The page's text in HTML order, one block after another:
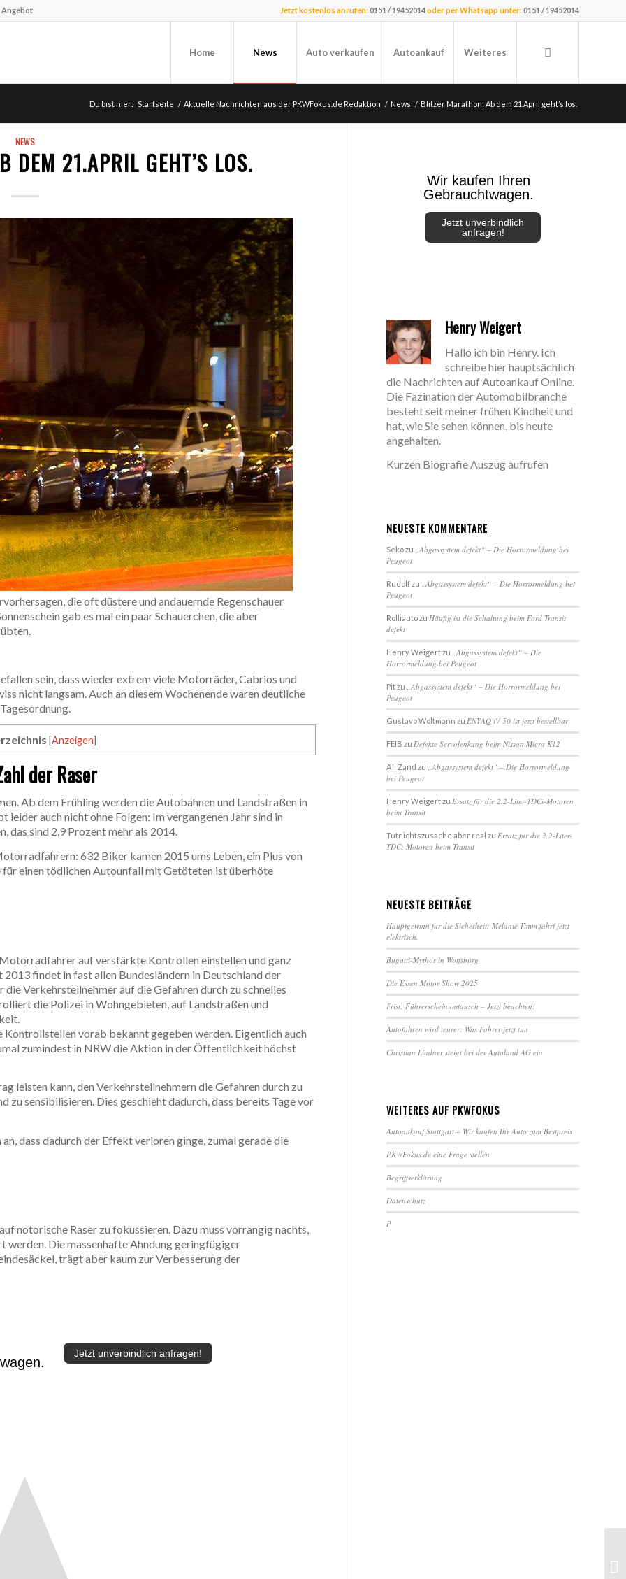
Jetzt kostenlos anrufen:0151 / 19452014oder per Whatsapp unter:0151 / 19452014
Home News Auto verkaufen Autoankauf Weiteres
Du bist hier: Startseite / Aktuelle Nachrichten aus der PKWFokus.de Redaktion / News / Blitzer Marathon: Ab dem 21.April geht’s los.
NEWS
DEM 21.APRIL GEHT’S LOS.
die oft düstere und andauernde Regenschauer
gab es mal ein paar Schauerchen, die aber
sein, dass wieder extrem viele Motorräder, Cabrios und
nicht langsam. Auch an diesem Wochenende waren deutliche
[Anzeigen]
der Raser
Ab dem Frühling werden die Autobahnen und Landstraßen in
auch nicht ohne Folgen: Im vergangenen Jahr sind in
das sind 2,9 Prozent mehr als 2014.
632 Biker kamen 2015 ums Leben, ein Plus von
einen tödlichen Autounfall mit Getöteten ist überhöte
auf verstärkte Kontrollen einstellen und ganz
findet in fast allen Bundesländern in Deutschland der
Verkehrsteilnehmer auf die Gefahren durch zu schnelles
die Polizei in Wohngebieten, auf Landstraßen und
vorab bekannt gegeben werden. Eigentlich auch
zumindest in NRW die Aktion in der Öffentlichkeit höchst
leisten kann, den Verkehrsteilnehmern die Gefahren durch zu
zu sensibilisieren. Dies geschieht dadurch, dass bereits Tage vor
dass dadurch der Effekt verloren ginge, zumal gerade die
notorische Raser zu fokussieren. Dazu muss vorrangig nachts,
Die massenhafte Ahndung geringfügiger
trägt aber kaum zur Verbesserung der
Jetzt unverbindlich anfragen!
Wir kaufen Ihren
Gebrauchtwagen.
Jetzt unverbindlich
anfragen!
Henry Weigert
Hallo ich bin Henry. Ich
schreibe hier hauptsächlich
die Nachrichten auf Autoankauf Online.
Die Fazination der Automobilbranche
besteht seit meiner frühen Kindheit und
hat, wie Sie sehen können, bis heute
angehalten.
Kurzen Biografie Auszug aufrufen
NEUESTE KOMMENTARE
Sekozu
„Abgassystem defekt“ – Die Horrormeldung bei
Peugeot
Rudolfzu
„Abgassystem defekt“ – Die Horrormeldung bei
Peugeot
Rolliautozu Häufig ist die Schaltung beim Ford Transit
defekt
Henry Weigertzu
„Abgassystem defekt“ – Die
Horrormeldung bei Peugeot
Pitzu
„Abgassystem defekt“ – Die Horrormeldung bei
Peugeot
Gustavo Woltmann zu ENYAQ iV 50 ist jetzt bestellbar
FEIB zu Defekte Servolenkung beim Nissan Micra K12
Ali Zand zu
„Abgassystem defekt“ – Die Horrormeldung
bei Peugeot
Henry Weigertzu Ersatz für die 2.2-Liter-TDCi-Motoren
beim Transit
Tutnichtszusache aber real zu Ersatz für die 2.2-Liter-
TDCi-Motoren beim Transit
NEUESTE BEITRÄGE
Hauptgewinn für die Sicherheit: Melanie Timm fährt jetzt
elektrisch.
Bugatti-Mythos in Wolfsburg
Die Essen Motor Show 2025
Frist: Führerscheinumtausch – Jetzt beachten!
Autofahren wird teurer: Was Fahrer jetzt tun
Christian Lindner steigt bei der Autoland AG ein
WEITERES AUF PKWFOKUS
Autoankauf Stuttgart – Wir kaufen Ihr Auto zum Bestpreis
PKWFokus.de eine Frage stellen
Begriffserklärung
Datenschutz
P